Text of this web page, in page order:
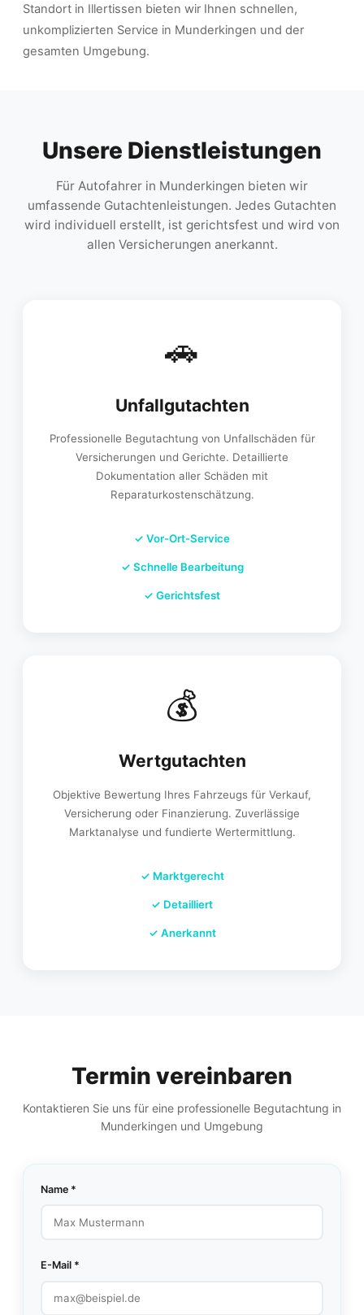
Standort in Illertissen bieten wir Ihnen schnellen,
unkomplizierten Service in Munderkingen und der
gesamten Umgebung.
Unsere Dienstleistungen
Für Autofahrer in Munderkingen bieten wir
umfassende Gutachtenleistungen. Jedes Gutachten
wird individuell erstellt, ist gerichtsfest und wird von
allen Versicherungen anerkannt.
🚗
Unfallgutachten
Professionelle Begutachtung von Unfallschäden für
Versicherungen und Gerichte. Detaillierte
Dokumentation aller Schäden mit
Reparaturkostenschätzung.
✓ Vor-Ort-Service
✓ Schnelle Bearbeitung
✓ Gerichtsfest
💰
Wertgutachten
Objektive Bewertung Ihres Fahrzeugs für Verkauf,
Versicherung oder Finanzierung. Zuverlässige
Marktanalyse und fundierte Wertermittlung.
✓ Marktgerecht
✓ Detailliert
✓ Anerkannt
Termin vereinbaren
Kontaktieren Sie uns für eine professionelle Begutachtung in
Munderkingen und Umgebung
Name *
E-Mail *